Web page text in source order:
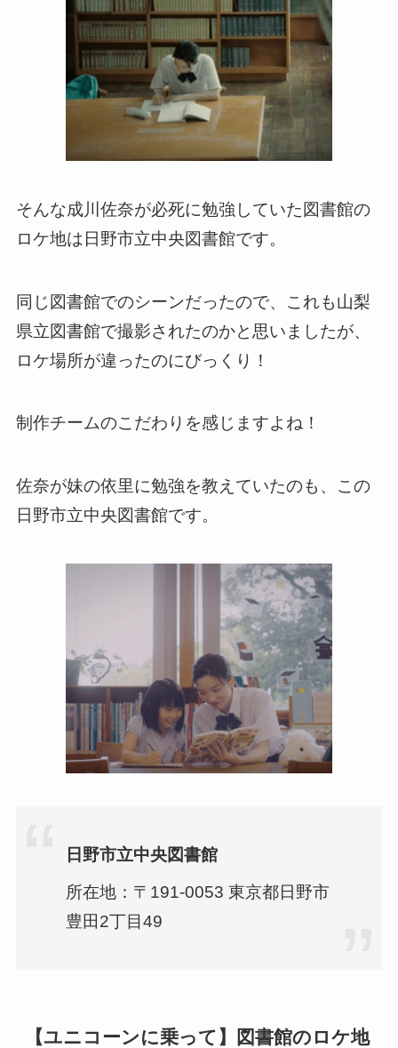
そんな成川佐奈が必死に勉強していた図書館の
ロケ地は日野市立中央図書館です。
同じ図書館でのシーンだったので、これも山梨
県立図書館で撮影されたのかと思いましたが、
ロケ場所が違ったのにびっくり！
制作チームのこだわりを感じますよね！
佐奈が妹の依里に勉強を教えていたのも、この
日野市立中央図書館です。
日野市立中央図書館
所在地：〒191-0053 東京都日野市
豊田2丁目49
【ユニコーンに乗って】図書館のロケ地